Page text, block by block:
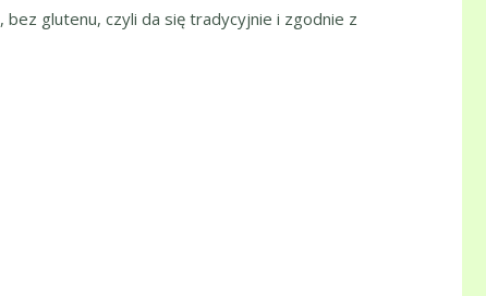
bez glutenu, czyli da się tradycyjnie i zgodnie z